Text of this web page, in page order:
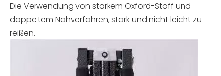
Die Verwendung von starkem Oxford-Stoff und
doppeltem Nähverfahren, stark und nicht leicht zu
reißen.